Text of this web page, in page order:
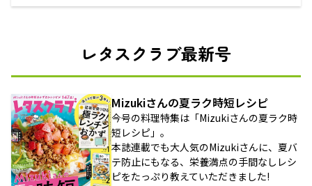
レタスクラブ最新号
Mizukiさんの夏ラク時短レシピ
今号の料理特集は「Mizukiさんの夏ラク時
短レシピ」。
本誌連載でも大人気のMizukiさんに、夏バ
テ防止にもなる、栄養満点の手間なしレシ
ピをたっぷり教えていただきました!